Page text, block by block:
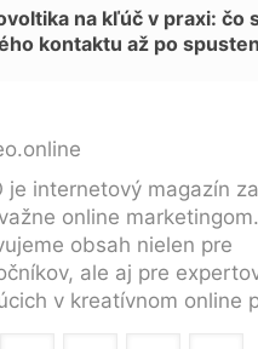
na kľúč v praxi: čo
kontaktu až po
je internetový magazín
online marketingom.
obsah nielen pre
ale aj pre
v kreatívnom online